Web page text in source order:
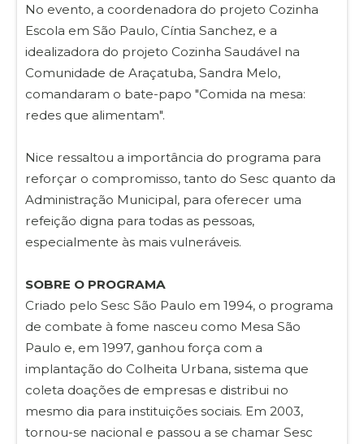
No evento, a coordenadora do projeto Cozinha
Escola em São Paulo, Cíntia Sanchez, e a
idealizadora do projeto Cozinha Saudável na
Comunidade de Araçatuba, Sandra Melo,
comandaram o bate-papo "Comida na mesa:
redes que alimentam".
Nice ressaltou a importância do programa para
reforçar o compromisso, tanto do Sesc quanto da
Administração Municipal, para oferecer uma
refeição digna para todas as pessoas,
especialmente às mais vulneráveis.
SOBRE O PROGRAMA
Criado pelo Sesc São Paulo em 1994, o programa
de combate à fome nasceu como Mesa São
Paulo e, em 1997, ganhou força com a
implantação do Colheita Urbana, sistema que
coleta doações de empresas e distribui no
mesmo dia para instituições sociais. Em 2003,
tornou-se nacional e passou a se chamar Sesc